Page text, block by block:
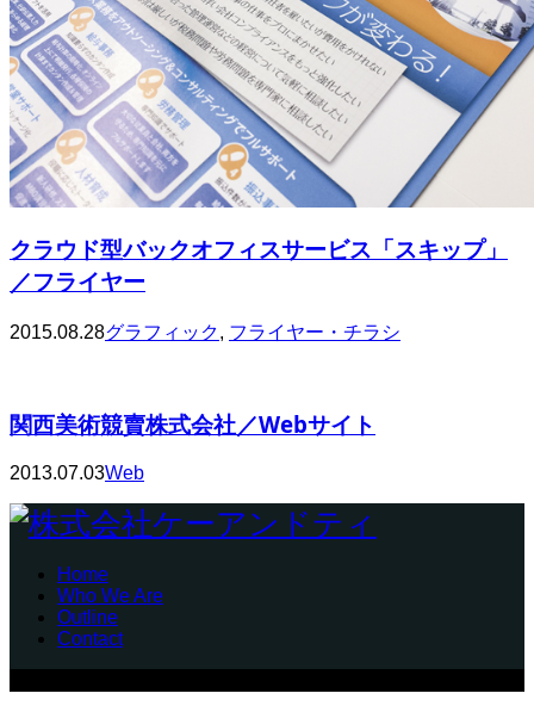
クラウド型バックオフィスサービス「スキップ」
／フライヤー
2015.08.28グラフィック, フライヤー・チラシ
関西美術競賣株式会社／Webサイト
2013.07.03Web
Home
Who We Are
Outline
Contact